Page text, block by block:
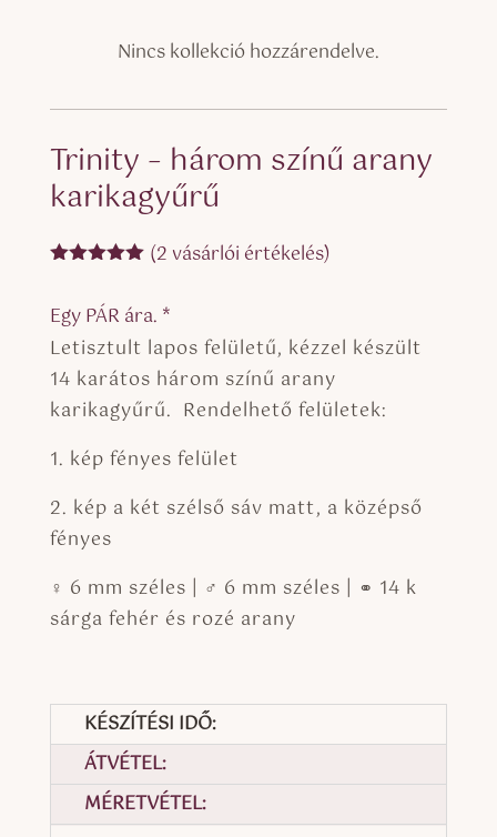
Nincs kollekció hozzárendelve.
Trinity – három színű arany
karikagyűrű
ből,
értékelés
alapján
(2vásárlói értékelés)
Egy PÁR ára. *
Letisztult lapos felületű, kézzel készült
14 karátos három színű arany
karikagyűrű. Rendelhető felületek:
1. kép fényes felület
2. kép a két szélső sáv matt, a középső
fényes
♀ 6 mm széles | ♂ 6 mm széles | ⚭ 14 k
sárga fehér és rozé arany
KÉSZÍTÉSI IDŐ:
ÁTVÉTEL:
MÉRETVÉTEL: